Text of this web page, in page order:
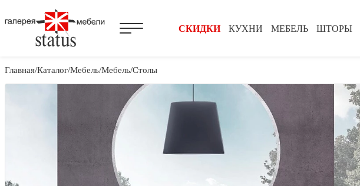
КУХНИ МЕБЕЛЬ ШТОРЫ
СКИДКИ
Главная Каталог Мебель Мебель Столы